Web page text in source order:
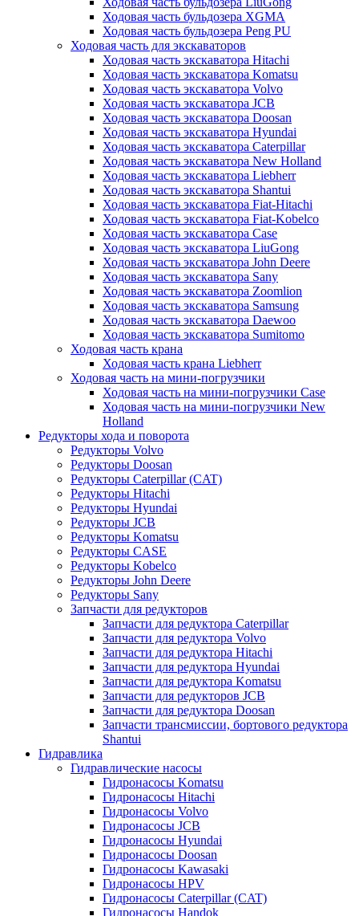
Ходовая часть бульдозера XGMA
Ходовая часть бульдозера Peng PU
Ходовая часть для экскаваторов
Ходовая часть экскаватора Hitachi
Ходовая часть экскаватора Komatsu
Ходовая часть экскаватора Volvo
Ходовая часть экскаватора JCB
Ходовая часть экскаватора Doosan
Ходовая часть экскаватора Hyundai
Ходовая часть экскаватора Caterpillar
Ходовая часть экскаватора New Holland
Ходовая часть экскаватора Liebherr
Ходовая часть экскаватора Shantui
Ходовая часть экскаватора Fiat-Hitachi
Ходовая часть экскаватора Fiat-Kobelco
Ходовая часть экскаватора Case
Ходовая часть экскаватора LiuGong
Ходовая часть экскаватора John Deere
Ходовая часть экскаватора Sany
Ходовая часть экскаватора Zoomlion
Ходовая часть экскаватора Samsung
Ходовая часть экскаватора Daewoo
Ходовая часть экскаватора Sumitomo
Ходовая часть крана
Ходовая часть крана Liebherr
Ходовая часть на мини-погрузчики
Ходовая часть на мини-погрузчики Case
Ходовая часть на мини-погрузчики New
Holland
Редукторы хода и поворота
Редукторы Volvo
Редукторы Doosan
Редукторы Caterpillar (CAT)
Редукторы Hitachi
Редукторы Hyundai
Редукторы JCB
Редукторы Komatsu
Редукторы CASE
Редукторы Kobelco
Редукторы John Deere
Редукторы Sany
Запчасти для редукторов
Запчасти для редуктора Caterpillar
Запчасти для редуктора Volvo
Запчасти для редуктора Hitachi
Запчасти для редуктора Hyundai
Запчасти для редуктора Komatsu
Запчасти для редукторов JCB
Запчасти для редуктора Doosan
Запчасти трансмиссии, бортового редуктора
Shantui
Гидравлика
Гидравлические насосы
Гидронасосы Komatsu
Гидронасосы Hitachi
Гидронасосы Volvo
Гидронасосы JCB
Гидронасосы Hyundai
Гидронасосы Doosan
Гидронасосы Kawasaki
Гидронасосы HPV
Гидронасосы Caterpillar (CAT)
Гидронасосы Handok